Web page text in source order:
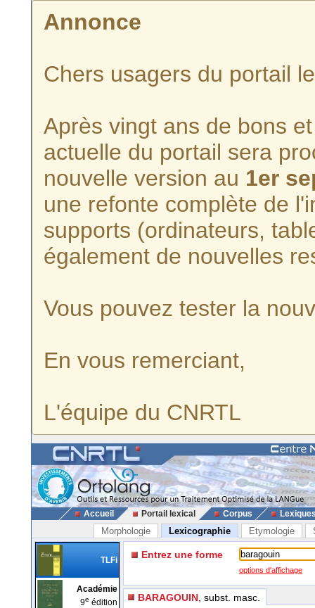
Annonce
Chers usagers du portail
Après vingt ans de bons
actuelle du portail sera
nouvelle version au 1er
une refonte complète de
supports (ordinateurs,
également de nouvelles
Vous pouvez tester la
En vous remerciant,
L'équipe du CNRTL
Accueil Portail lexical Corpus
Morphologie Lexicographie Etymologie
TLFi
Académie
9e édition
Entrez une forme
options d'affichage
BARAGOUIN , subst. masc.